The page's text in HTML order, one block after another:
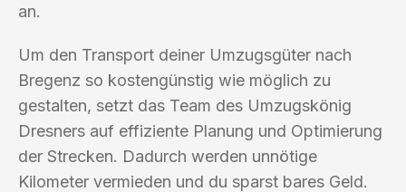
an.
Um den Transport deiner Umzugsgüter nach
Bregenz so kostengünstig wie möglich zu
gestalten, setzt das Team des Umzugskönig
Dresners auf effiziente Planung und Optimierung
der Strecken. Dadurch werden unnötige
Kilometer vermieden und du sparst bares Geld.